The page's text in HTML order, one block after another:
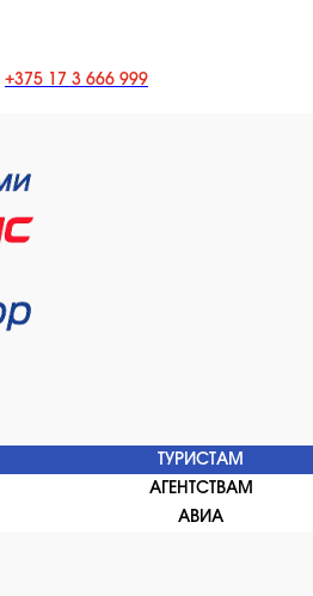
+375 17 3 666 999
ТУРИСТАМ
АГЕНТСТВАМ
АВИА